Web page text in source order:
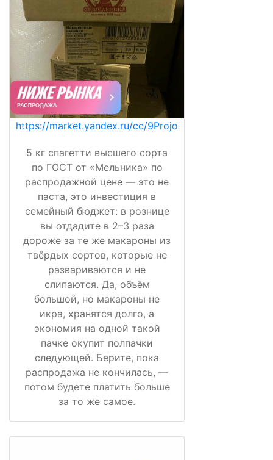
https://market.yandex.ru/cc/9Projo
5 кг спагетти высшего сорта
по ГОСТ от «Мельника» по
распродажной цене — это не
паста, это инвестиция в
семейный бюджет: в рознице
вы отдадите в 2–3 раза
дороже за те же макароны из
твёрдых сортов, которые не
развариваются и не
слипаются. Да, объём
большой, но макароны не
икра, хранятся долго, а
экономия на одной такой
пачке окупит полпачки
следующей. Берите, пока
распродажа не кончилась, —
потом будете платить больше
за то же самое.